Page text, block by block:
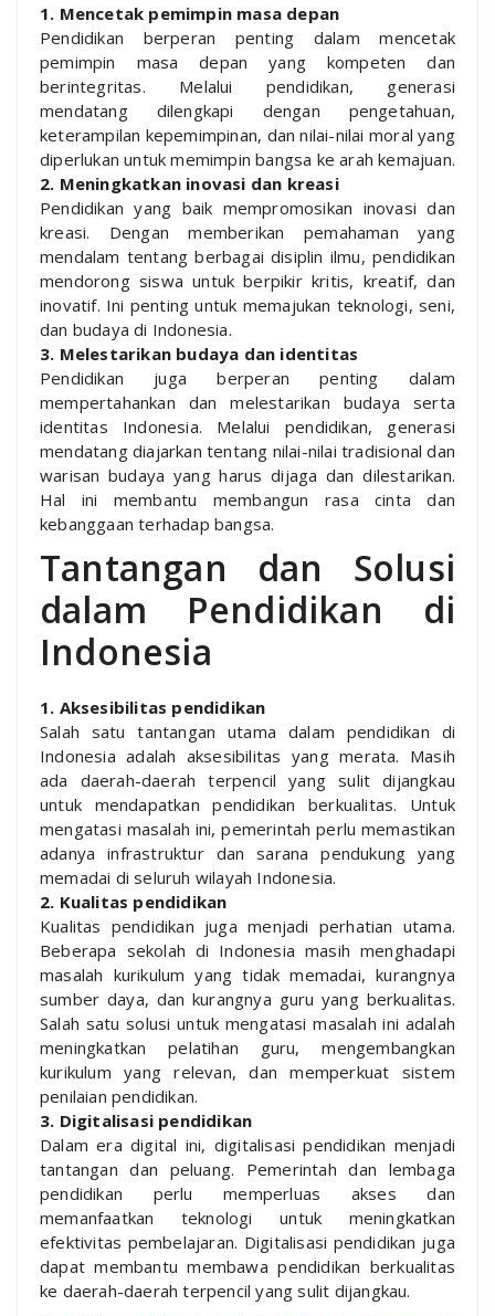
1. Mencetak pemimpin masa depan
Pendidikan berperan penting dalam mencetak
pemimpin masa depan yang kompeten dan
berintegritas. Melalui pendidikan, generasi
mendatang dilengkapi dengan pengetahuan,
keterampilan kepemimpinan, dan nilai-nilai moral yang
diperlukan untuk memimpin bangsa ke arah kemajuan.
2. Meningkatkan inovasi dan kreasi
Pendidikan yang baik mempromosikan inovasi dan
kreasi. Dengan memberikan pemahaman yang
mendalam tentang berbagai disiplin ilmu, pendidikan
mendorong siswa untuk berpikir kritis, kreatif, dan
inovatif. Ini penting untuk memajukan teknologi, seni,
dan budaya di Indonesia.
3. Melestarikan budaya dan identitas
Pendidikan juga berperan penting dalam
mempertahankan dan melestarikan budaya serta
identitas Indonesia. Melalui pendidikan, generasi
mendatang diajarkan tentang nilai-nilai tradisional dan
warisan budaya yang harus dijaga dan dilestarikan.
Hal ini membantu membangun rasa cinta dan
kebanggaan terhadap bangsa.
Tantangan dan Solusi
dalam Pendidikan di
Indonesia
1. Aksesibilitas pendidikan
Salah satu tantangan utama dalam pendidikan di
Indonesia adalah aksesibilitas yang merata. Masih
ada daerah-daerah terpencil yang sulit dijangkau
untuk mendapatkan pendidikan berkualitas. Untuk
mengatasi masalah ini, pemerintah perlu memastikan
adanya infrastruktur dan sarana pendukung yang
memadai di seluruh wilayah Indonesia.
2. Kualitas pendidikan
Kualitas pendidikan juga menjadi perhatian utama.
Beberapa sekolah di Indonesia masih menghadapi
masalah kurikulum yang tidak memadai, kurangnya
sumber daya, dan kurangnya guru yang berkualitas.
Salah satu solusi untuk mengatasi masalah ini adalah
meningkatkan pelatihan guru, mengembangkan
kurikulum yang relevan, dan memperkuat sistem
penilaian pendidikan.
3. Digitalisasi pendidikan
Dalam era digital ini, digitalisasi pendidikan menjadi
tantangan dan peluang. Pemerintah dan lembaga
pendidikan perlu memperluas akses dan
memanfaatkan teknologi untuk meningkatkan
efektivitas pembelajaran. Digitalisasi pendidikan juga
dapat membantu membawa pendidikan berkualitas
ke daerah-daerah terpencil yang sulit dijangkau.